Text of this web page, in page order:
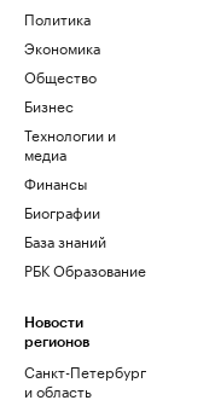
Политика
Экономика
Общество
Бизнес
Технологии и
медиа
Финансы
Биографии
База знаний
РБК Образование
Новости
регионов
Санкт-Петербург
и область